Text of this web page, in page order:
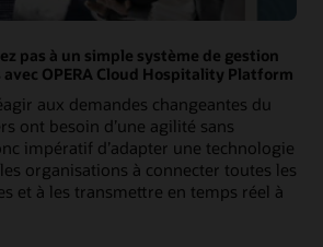
pas à un simple système de gestion
OPERA Cloud Hospitality Platform
aux demandes changeantes du
ont besoin d’une agilité sans
impératif d’adapter une technologie
organisations à connecter toutes les
et à les transmettre en temps réel à